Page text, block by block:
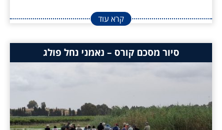
קרא עוד
סיור מסכם קורס – נאמני נחל פולג